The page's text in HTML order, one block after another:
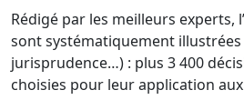
Rédigé par les meilleurs experts,
sont systématiquement illustrées
jurisprudence…) : plus 3 400
choisies pour leur application